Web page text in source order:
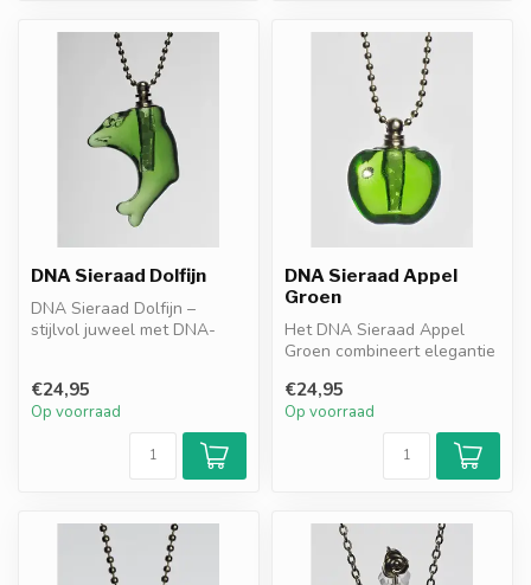
DNA Sieraad Dolfijn
DNA Sieraad Dolfijn –
stijlvol juweel met DNA-
€24,95
Op voorraad
DNA Sieraad Appel
Groen
Het DNA Sieraad Appel
Groen combineert elegantie
resonantie...
€24,95
Op voorraad